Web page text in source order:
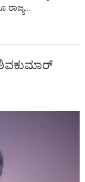
ರಾಜ್ಯ…
ಶಿವಕುಮಾರ್